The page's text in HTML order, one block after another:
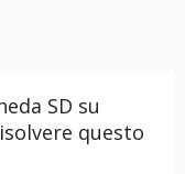
SD su
questo